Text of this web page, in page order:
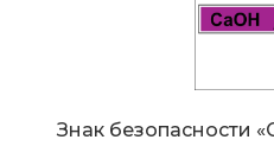
Знак безопасности